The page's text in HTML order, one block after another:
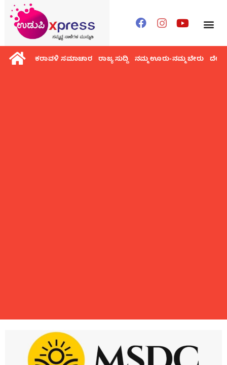
ಕರಾವಳಿ ಸಮಾಚಾರ ರಾಜ್ಯ ಸುದ್ದಿ ನಮ್ಮ ಊರು-ನಮ್ಮ ಬೇರು ದೇಶ